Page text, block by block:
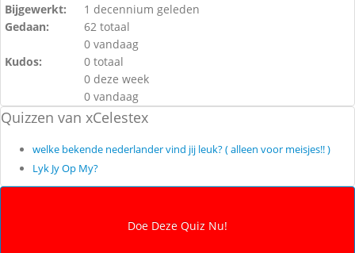
Bijgewerkt:
1 decennium geleden
Gedaan:
62 totaal
0 vandaag
Kudos:
0 totaal
0 deze week
0 vandaag
Quizzen van xCelestex
welke bekende nederlander vind jij leuk? ( alleen voor meisjes!! )
Lyk Jy Op My?